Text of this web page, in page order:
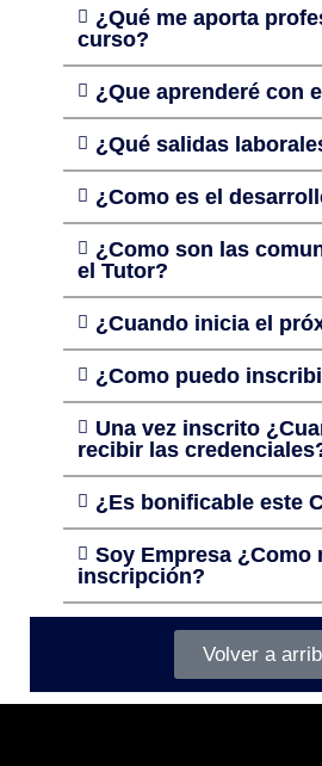
¿Qué me aporta
curso?
¿Que aprenderé con
¿Qué salidas
¿Como es el
¿Como son las
el Tutor?
¿Cuando inicia el
¿Como puedo
Una vez inscrito
recibir las
¿Es bonificable este
Soy Empresa ¿Como
inscripción?
Volver a